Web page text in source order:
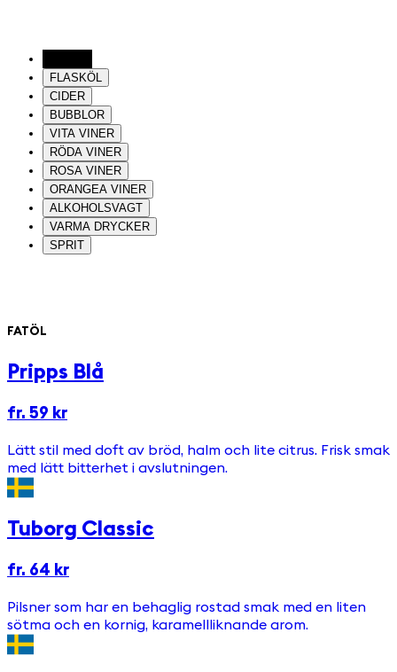
FLASKÖL
CIDER
BUBBLOR
VITA VINER
RÖDA VINER
ROSA VINER
ORANGEA VINER
ALKOHOLSVAGT
VARMA DRYCKER
SPRIT
FATÖL
Pripps Blå
fr. 59 kr
Lätt stil med doft av bröd, halm och lite citrus. Frisk smak
med lätt bitterhet i avslutningen.
Tuborg Classic
fr. 64 kr
Pilsner som har en behaglig rostad smak med en liten
sötma och en kornig, karamellliknande arom.